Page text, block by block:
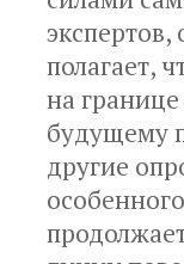
полагает,
на
будущему
другие